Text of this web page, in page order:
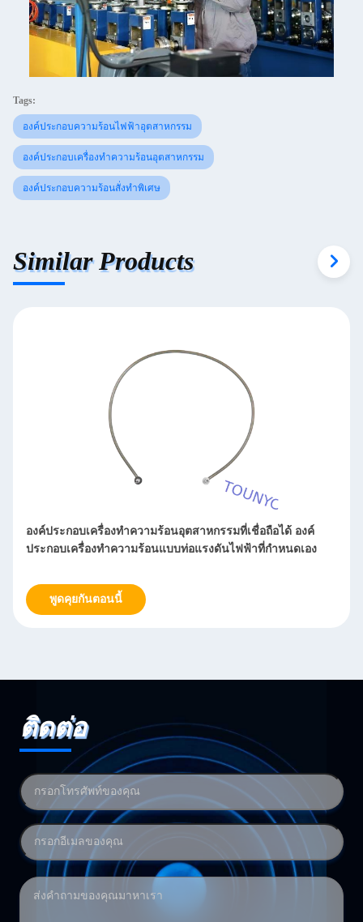
Tags:
องค์ประกอบความร้อนไฟฟ้าอุตสาหกรรม
องค์ประกอบเครื่องทำความร้อนอุตสาหกรรม
องค์ประกอบความร้อนสั่งทำพิเศษ
Similar Products
องค์ประกอบเครื่องทำความร้อนอุตสาหกรรมที่เชื่อถือได้ องค์
ประกอบเครื่องทำความร้อนแบบท่อแรงดันไฟฟ้าที่กำหนดเอง
พูดคุยกันตอนนี้
ติดต่อ